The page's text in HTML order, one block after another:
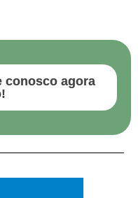
conosco agora